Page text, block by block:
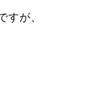
すが、